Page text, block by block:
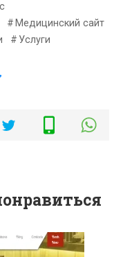
Медицинский сайт
Услуги